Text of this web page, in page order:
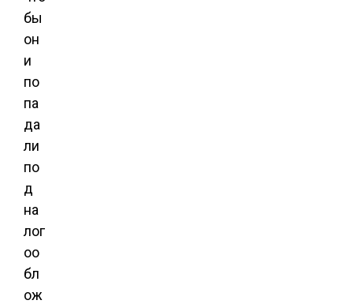
бы
он
и
по
па
да
ли
по
д
на
лог
оо
бл
ож